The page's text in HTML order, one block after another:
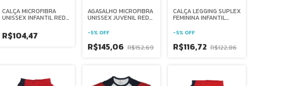
CALÇA MICROFIBRA
UNISSEX INFANTIL REDE
R$104,47
AGASALHO MICROFIBRA
UNISSEX JUVENIL REDE
-5% OFF
R$145,06 R$152,69
CALÇA LEGGING SUPLEX
FEMININA INFANTIL
BRASIL
-5% OFF
R$116,72 R$122,86